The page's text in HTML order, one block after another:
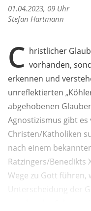
01.04.2023, 09 Uhr
Stefan Hartmann
C hristlicher
vorhanden,
erkennen und
unreflektierten
abgehobenen
Agnostizismus gibt
Christen/Katholiken
nach einem
Ratzingers/Benedikts
Wege zu Gott führen,
Unterscheidung der